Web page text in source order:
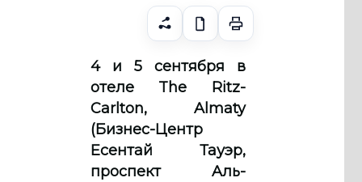
4 и 5 сентября в
отеле The Ritz-
Carlton, Almaty
(Бизнес-Центр
Есентай Тауэр,
проспект Aль-